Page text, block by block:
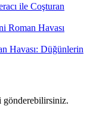
ile Coşturan
Roman Havası
Havası: Düğünlerin
gönderebilirsiniz.